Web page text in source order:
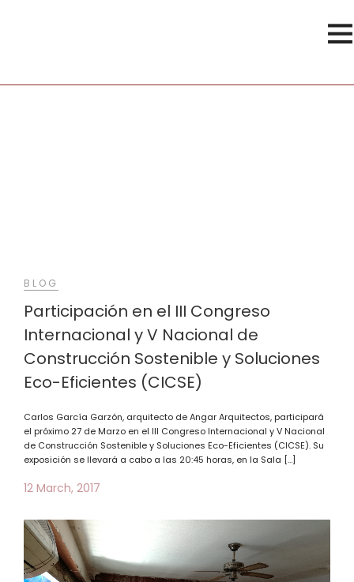
BLOG
Participación en el III Congreso
Internacional y V Nacional de
Construcción Sostenible y Soluciones
Eco-Eficientes (CICSE)
Carlos García Garzón, arquitecto de Angar Arquitectos, participará
el próximo 27 de Marzo en el III Congreso Internacional y V Nacional
de Construcción Sostenible y Soluciones Eco-Eficientes (CICSE). Su
exposición se llevará a cabo a las 20:45 horas, en la Sala […]
12 March, 2017